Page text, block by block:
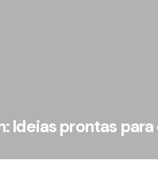
Ideias prontas